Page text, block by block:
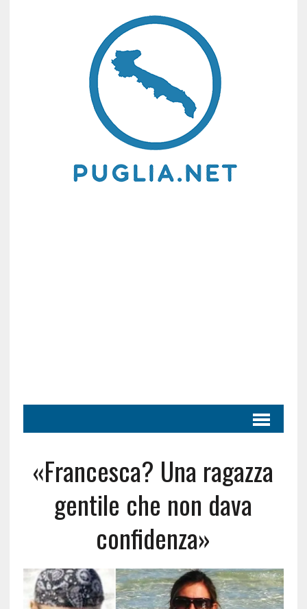
«Francesca? Una ragazza
gentile che non dava
confidenza»